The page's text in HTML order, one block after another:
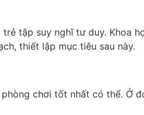
tập suy nghĩ tư duy. Khoa
thiết lập mục tiêu sau này.
chơi tốt nhất có thể. Ở